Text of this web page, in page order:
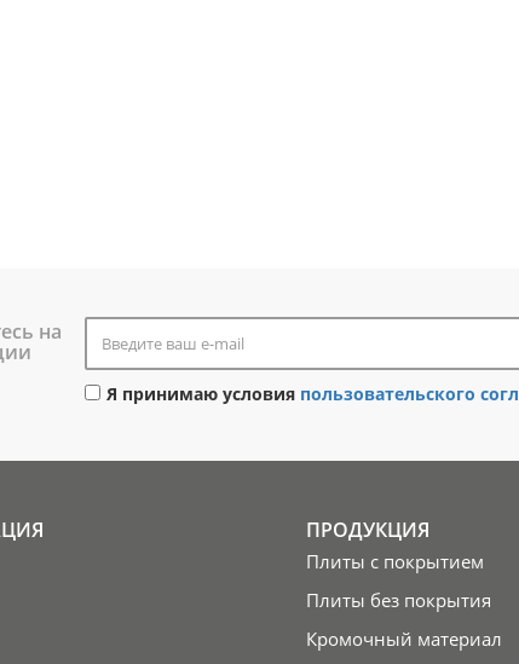
на
Я принимаю условия пользовательского
ПРОДУКЦИЯ
Плиты с покрытием
Плиты без покрытия
Кромочный материал